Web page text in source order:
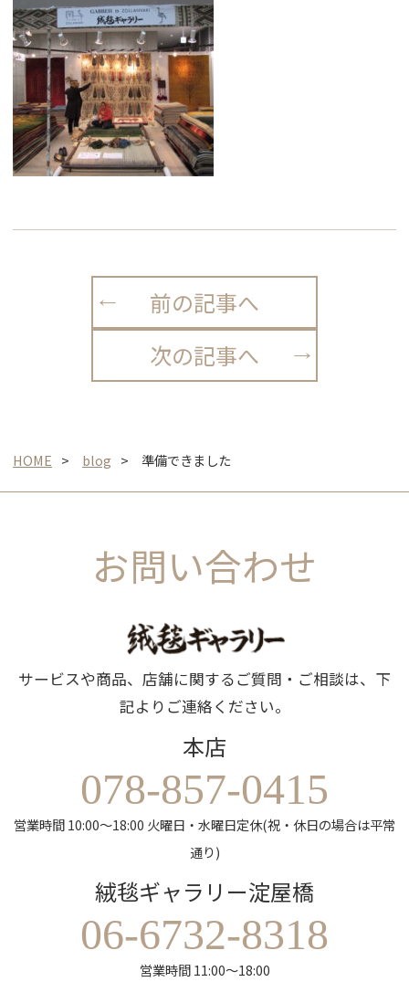
前の記事へ
次の記事へ
HOME blog 準備できました
お問い合わせ
サービスや商品、店舗に関するご質問・ご相談は、下
記よりご連絡ください。
本店
078-857-0415
営業時間 10:00～18:00 火曜日・水曜日定休(祝・休日の場合は平常
通り)
絨毯ギャラリー淀屋橋
06-6732-8318
営業時間 11:00～18:00